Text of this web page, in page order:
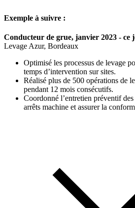
Exemple à suivre :
Conducteur de grue, janvier 2023 - ce
Levage Azur, Bordeaux
Optimisé les processus de levage
temps d’intervention sur sites.
Réalisé plus de 500 opérations de
pendant 12 mois consécutifs.
Coordonné l’entretien préventif
arrêts machine et assurer la